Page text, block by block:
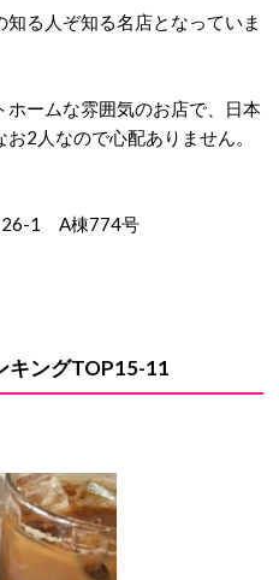
る人ぞ知る名店となっていま
ホームな雰囲気のお店で、日本
2人なので心配ありません。
26-1 A棟774号
キングTOP15-11